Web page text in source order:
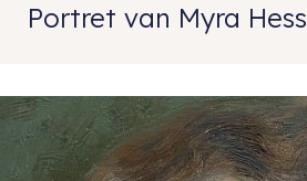
Portret van Myra Hess